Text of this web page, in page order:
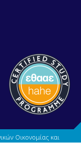
Οικονομίας και